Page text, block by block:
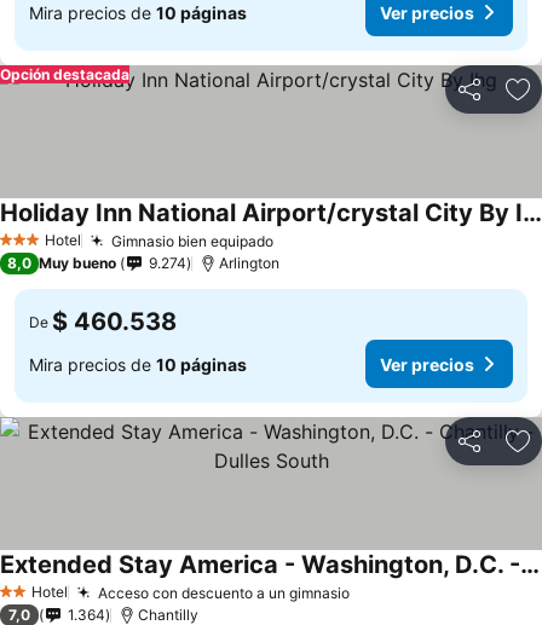
Mira precios de 10 páginas Ver precios
Compartir
Opción destacada
3 Estrellas
Hotel Gimnasio bien equipado
Holiday Inn National Airport/crystal City By Ihg
8,0 Muy bueno 9.274 Arlington
De $ 460.538
Mira precios de 10 páginas Ver precios
Compartir
2 Estrellas
Hotel Acceso con descuento a un gimnasio
Extended Stay America - Washington, D.C. - Chantilly - Dulles South
7,0 1.364 Chantilly